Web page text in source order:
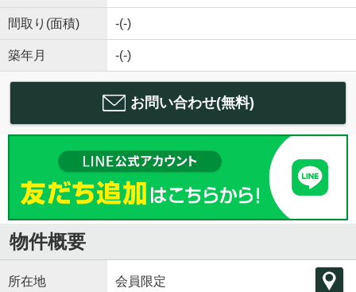
間取り(面積) -(-)
築年月 -(-)
お問い合わせ(無料)
物件概要
所在地 会員限定